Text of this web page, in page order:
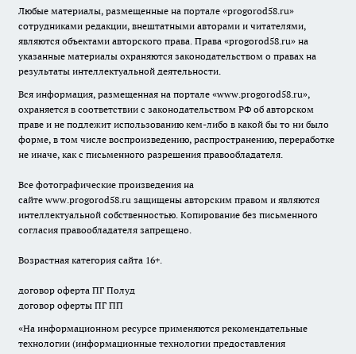
Любые материалы, размещенные на портале «progorod58.ru»
сотрудниками редакции, внештатными авторами и читателями,
являются объектами авторского права. Права «progorod58.ru» на
указанные материалы охраняются законодательством о правах на
результаты интеллектуальной деятельности.
Вся информация, размещенная на портале «www.progorod58.ru»,
охраняется в соответствии с законодательством РФ об авторском
праве и не подлежит использованию кем-либо в какой бы то ни было
форме, в том числе воспроизведению, распространению, переработке
не иначе, как с письменного разрешения правообладателя.
Все фотографические произведения на
сайте www.progorod58.ru защищены авторским правом и являются
интеллектуальной собственностью. Копирование без письменного
согласия правообладателя запрещено.
Возрастная категория сайта 16+.
договор оферта ПГ Полуд
договор оферты ПГ ПП
«На информационном ресурсе применяются рекомендательные
технологии (информационные технологии предоставления